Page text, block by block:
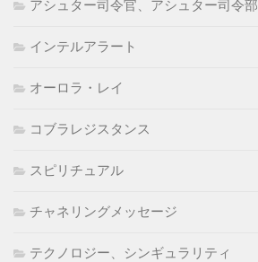
アシュター司令官、アシュター司令部
インテルアラート
オーロラ・レイ
コブラレジスタンス
スピリチュアル
チャネリングメッセージ
テクノロジー、シンギュラリティ